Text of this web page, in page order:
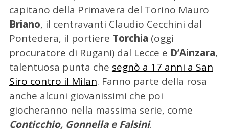
capitano della Primavera del Torino Mauro
Briano, il centravanti Claudio Cecchini dal
Pontedera, il portiere Torchia (oggi
procuratore di Rugani) dal Lecce e D’Ainzara,
talentuosa punta che segnò a 17 anni a San
Siro contro il Milan. Fanno parte della rosa
anche alcuni giovanissimi che poi
giocheranno nella massima serie, come
Conticchio, Gonnella e Falsini.